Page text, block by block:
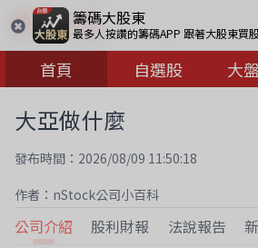
籌碼大股東
最多人按讚的籌碼APP 跟著大股東買
首頁 自選股 大
大亞做什麼
發布時間：2026/08/09 11:50:18
作者：nStock公司小百科
公司介紹 股利財報 法說報告